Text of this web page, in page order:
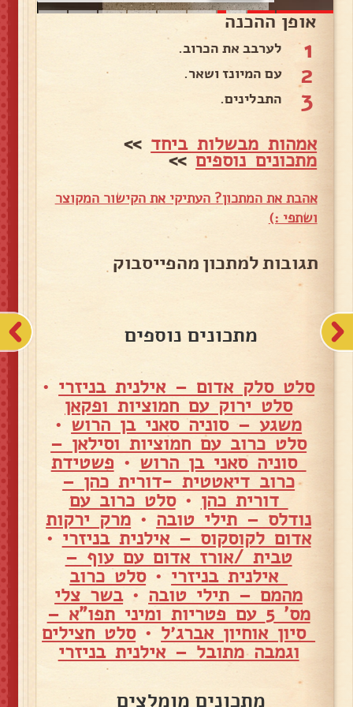
אופן ההכנה
1 לערבב את הכרוב.
2 עם המיונז ושאר.
3 התבלינים.
אמהות מבשלות ביחד >>
מתכונים נוספים>>
אהבת את המתכון? העתיקי את הקישור המקוצר
ושתפי :)
תגובות למתכון מהפייסבוק
מתכונים נוספים
סלט סלק אדום – אילנית בניזרי •
סלט ירוק עם חמוציות ופקאן
משגע – סוניה סאני בן הרוש •
סלט כרוב עם חמוציות וסילאן –
סוניה סאני בן הרוש • פשטידת
כרוב דיאטטית -דורית כהן –
דורית כהן •סלט כרוב עם
נודלס – תילי טובה • מרק ירקות
אדום לקוסקוס – אילנית בניזרי •
טבית /אורז אדום עם עוף –
אילנית בניזרי •סלט כרוב
מהמם – תילי טובה •בשר צלי
מס' 5 עם פטריות ומיני תפו"א –
סיון אוחיון אברג׳ל •סלט חצילים
וגמבה מתובל – אילנית בניזרי
מתכונים מומלצים